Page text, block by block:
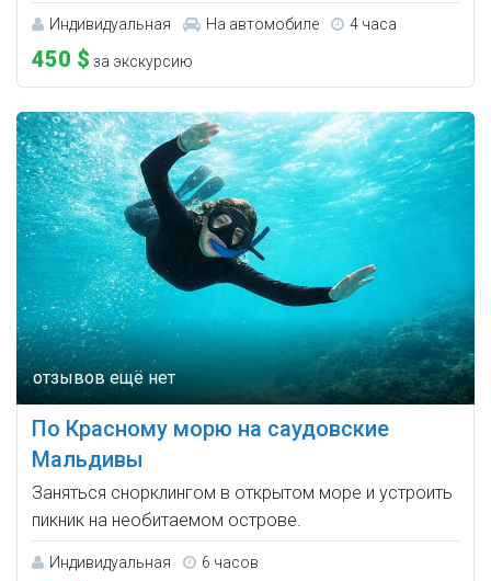
Индивидуальная На автомобиле 4 часа
450 $ за экскурсию
По Красному морю на саудовские
Мальдивы
Заняться снорклингом в открытом море и устроить
пикник на необитаемом острове.
Индивидуальная 6 часов